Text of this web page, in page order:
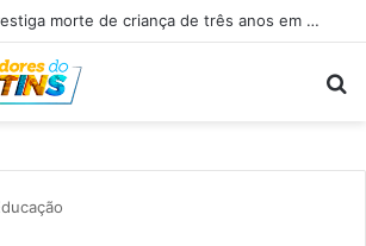
Professora Dorinha lidera disputa pelo Governo do Tocantins com 37,4% das intenções de voto, aponta pesquisa